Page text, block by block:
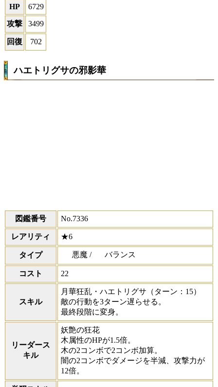
HP
6729
攻撃 3499
回復 702
ハエトリグサの邪影華
図鑑番号 No.7336
レアリティ ★6
タイプ 悪魔 / バランス
コスト 22
スキル
月華狂乱・ハエトリグサ （ターン：15）
敵の行動を3ターン遅らせる。
最終段階に変身。
リーダース
キル
妖艶の狂花
木属性のHPが1.5倍。
木の2コンボで2コンボ加算。
闇の2コンボでダメージを半減、攻撃力が
12倍。